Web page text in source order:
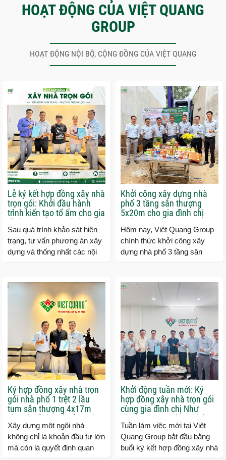
HOẠT ĐỘNG CỦA VIỆT QUANG
GROUP
HOẠT ĐỘNG NỘI BỘ, CỘNG ĐỒNG CỦA VIỆT QUANG
Lễ ký kết hợp đồng xây nhà
trọn gói: Khởi đầu hành
trình kiến tạo tổ ấm cho gia
đình anh Trung tại phường
Thạnh Lộc
Sau quá trình khảo sát hiện
trạng, tư vấn phương án xây
dựng và thống nhất các nội
Ký hợp đồng xây nhà trọn
gói nhà phố 1 trệt 2 lầu
tum sân thượng 4x17m
cho gia đình anh Cầu tại
Quận 9 TP.HCM
Xây dựng một ngôi nhà
không chỉ là khoản đầu tư lớn
mà còn là quyết định quan
Khởi công xây dựng nhà
phố 3 tầng sân thượng
5x20m cho gia đình chị
Hường phường Trung Mỹ
Tây
Hôm nay, Việt Quang Group
chính thức khởi công xây
dựng nhà phố 3 tầng sân
Tây, TP.HCM....
Khởi động tuần mới: Ký
hợp đồng xây nhà trọn gói
cùng gia đình chị Như
phường Tăng Nhơn Phú
tP.HCM
Tuần làm việc mới tại Việt
Quang Group bắt đầu bằng
buổi ký kết hợp đồng xây nhà